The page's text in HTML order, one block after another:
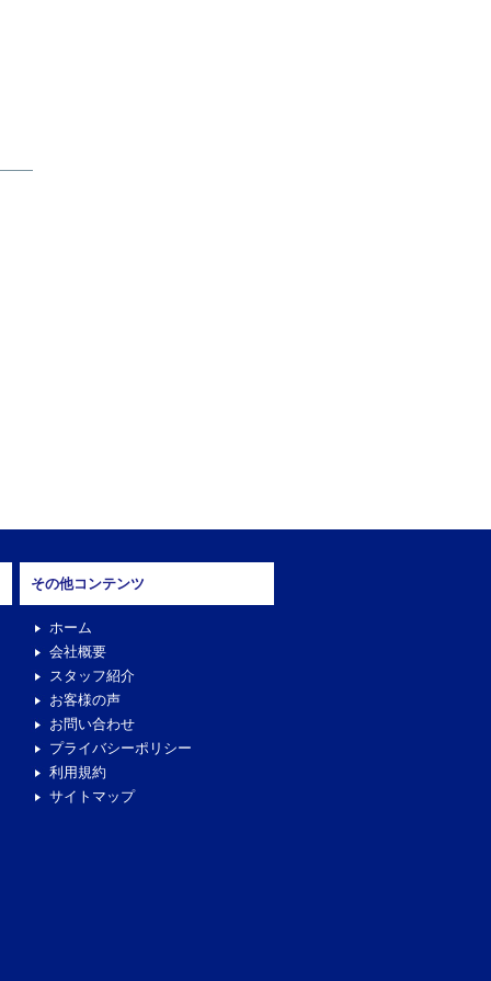
その他コンテンツ
ホーム
会社概要
スタッフ紹介
お客様の声
お問い合わせ
プライバシーポリシー
利用規約
サイトマップ